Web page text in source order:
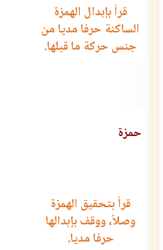
قرأ بإبدال الهمزة
الساكنة حرفا مديا من
جنس حركة ما قبلها.
حمزة
قرأ بتحقيق الهمزة
وصلاً، ووقف بإبدالها
حرفا مديا.